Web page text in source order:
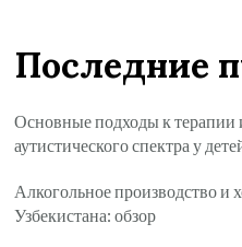
Последние
Основные подходы к терапии
аутистического спектра у
Алкогольное производство и
Узбекистана: обзор